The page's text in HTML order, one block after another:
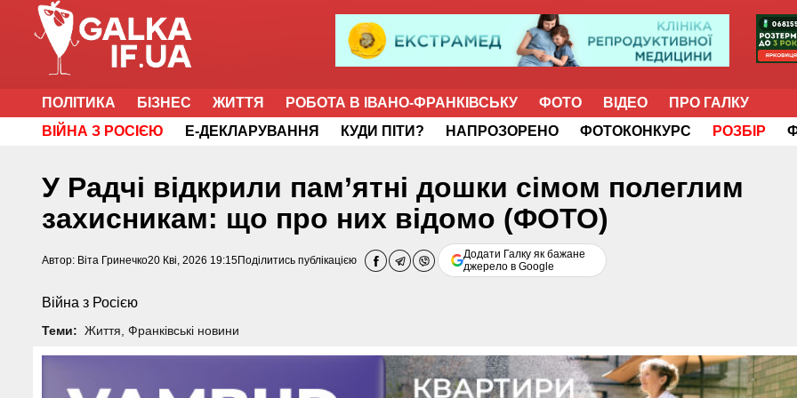
ПОЛІТИКА БІЗНЕС ЖИТТЯ РОБОТА В ІВАНО-ФРАНКІВСЬКУ ФОТО ВІДЕО
ПРО ГАЛКУ
ВІЙНА З РОСІЄЮ
Е-ДЕКЛАРУВАННЯ КУДИ ПІТИ? НАПРОЗОРЕНО ФОТОКОНКУРС РОЗБІР
У Радчі відкрили пам’ятні дошки сімом полеглим
захисникам: що про них відомо (ФОТО)
Автор: Віта Гринечко20 Кві, 2026 19:15Поділитись публікацією
Додати Галку як бажане
джерело в Google
Війна з Росією
Теми: Життя Франківські новини